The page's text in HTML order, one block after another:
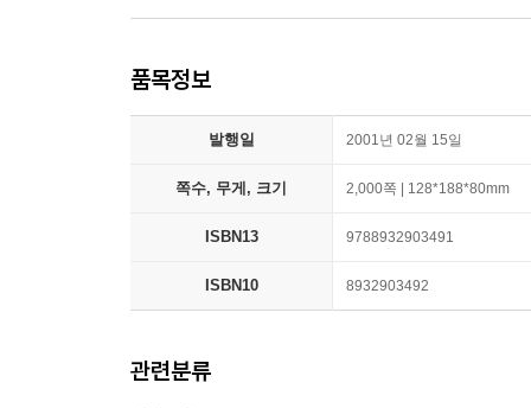
품목정보
발행일 2001년 02월 15일
쪽수, 무게, 크기 2,000쪽 | 128*188*80mm
ISBN13 9788932903491
ISBN10 8932903492
관련분류